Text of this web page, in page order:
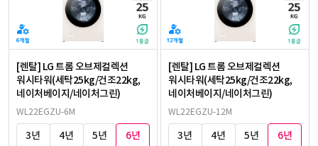
[렌탈] LG 트롬 오브제컬렉션
워시타워(세탁25kg/건조22kg,
네이처베이지/네이처그린)
WL22EGZU-6M
3년 4년 5년 6년
[렌탈] LG 트롬 오브제컬렉션
워시타워(세탁25kg/건조22kg,
네이처베이지/네이처그린)
WL22EGZU-12M
3년 4년 5년 6년